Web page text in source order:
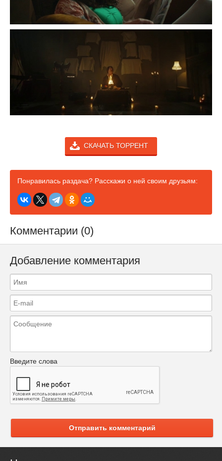
СКАЧАТЬ ТОРРЕНТ
Понравилась раздача? Расскажи о ней своим друзьям:
Комментарии (0)
Добавление комментария
Введите слова
Отправить комментарий